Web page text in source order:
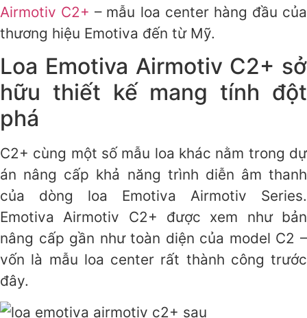
Airmotiv C2+ – mẫu loa center hàng đầu của
thương hiệu Emotiva đến từ Mỹ.
Loa Emotiva Airmotiv C2+ sở
hữu thiết kế mang tính đột
phá
C2+ cùng một số mẫu loa khác nằm trong dự
án nâng cấp khả năng trình diễn âm thanh
của dòng loa Emotiva Airmotiv Series.
Emotiva Airmotiv C2+ được xem như bản
nâng cấp gần như toàn diện của model C2 –
vốn là mẫu loa center rất thành công trước
đây.